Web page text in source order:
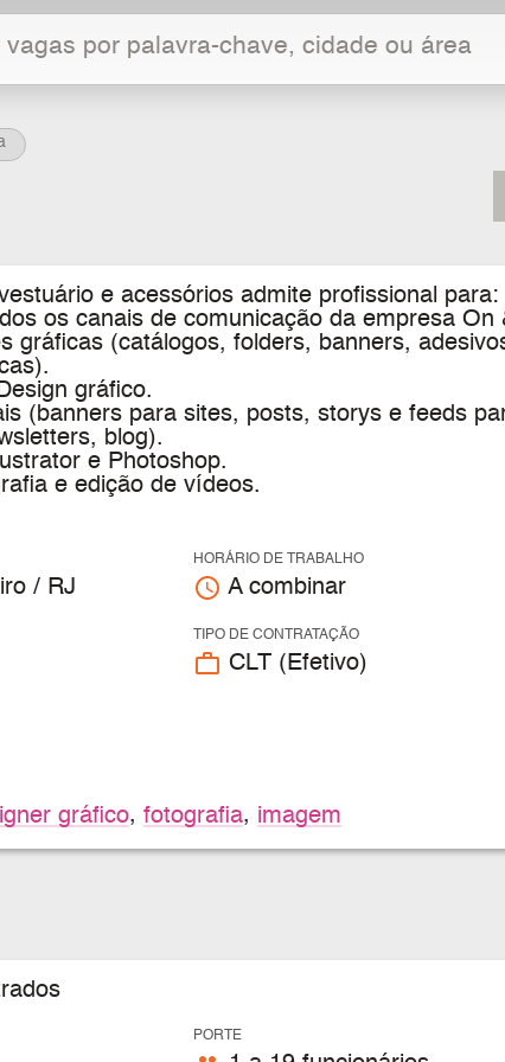
e acessórios admite profissional para:
os canais de comunicação da empresa On
gráficas (catálogos, folders, banners,
gráfico.
(banners para sites, posts, storys e feeds
blog).
e Photoshop.
e edição de vídeos.
/ RJ
HORÁRIO DE TRABALHO
access_time A combinar
TIPO DE CONTRATAÇÃO
work_outline CLT (Efetivo)
gráfico, fotografia, imagem
PORTE